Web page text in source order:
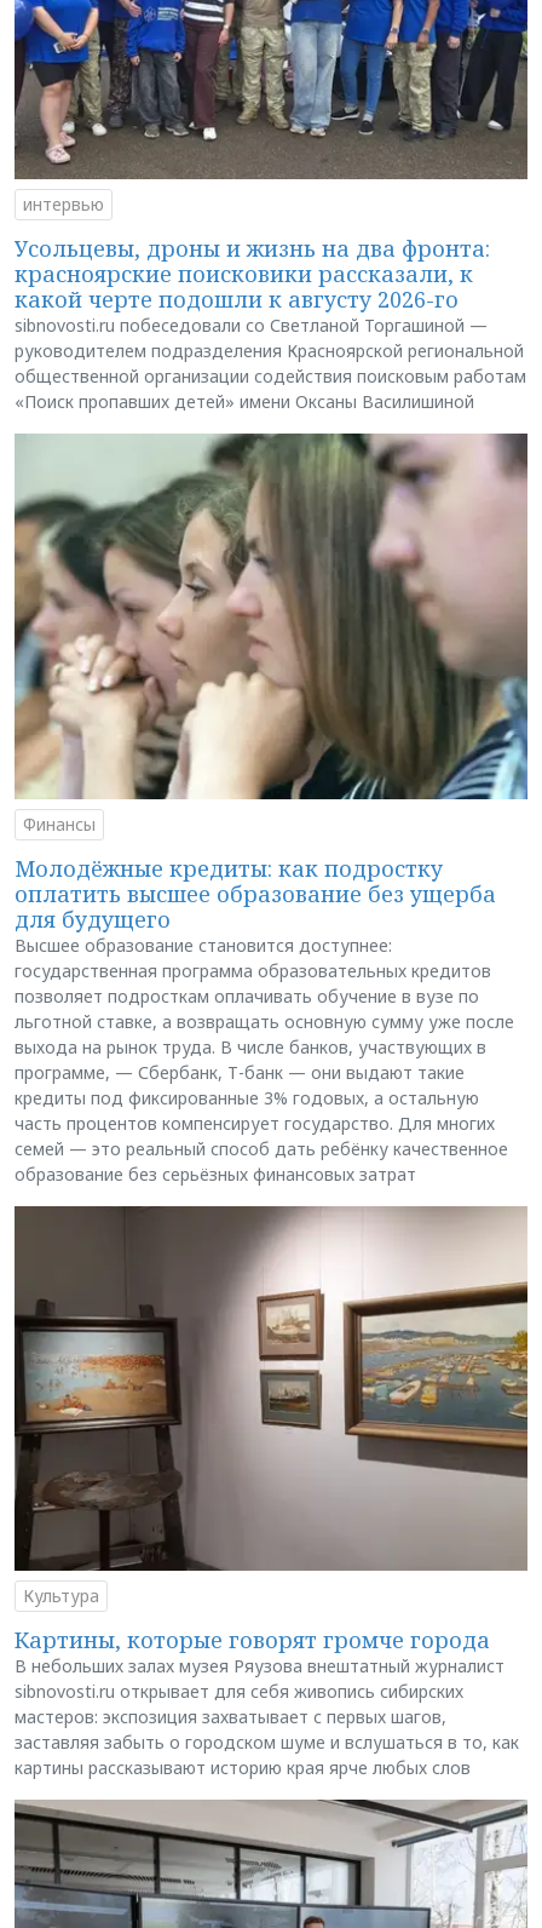
интервью
Усольцевы, дроны и жизнь на два фронта:
красноярские поисковики рассказали, к
какой черте подошли к августу 2026-го
sibnovosti.ru побеседовали со Светланой Торгашиной —
руководителем подразделения Красноярской региональной
общественной организации содействия поисковым работам
«Поиск пропавших детей» имени Оксаны Василишиной
Финансы
Молодёжные кредиты: как подростку
оплатить высшее образование без ущерба
для будущего
Высшее образование становится доступнее:
государственная программа образовательных кредитов
позволяет подросткам оплачивать обучение в вузе по
льготной ставке, а возвращать основную сумму уже после
выхода на рынок труда. В числе банков, участвующих в
программе, — Сбербанк, Т-банк — они выдают такие
кредиты под фиксированные 3% годовых, а остальную
часть процентов компенсирует государство. Для многих
семей — это реальный способ дать ребёнку качественное
образование без серьёзных финансовых затрат
Культура
Картины, которые говорят громче города
В небольших залах музея Ряузова внештатный журналист
sibnovosti.ru открывает для себя живопись сибирских
мастеров: экспозиция захватывает с первых шагов,
заставляя забыть о городском шуме и вслушаться в то, как
картины рассказывают историю края ярче любых слов